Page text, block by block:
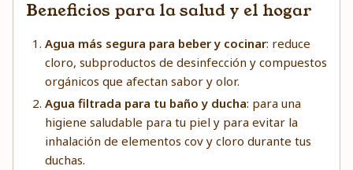
Beneficios para la salud y el hogar
Agua más segura para beber y cocinar: reduce
cloro, subproductos de desinfección y compuestos
orgánicos que afectan sabor y olor.
Agua filtrada para tu baño y ducha: para una
higiene saludable para tu piel y para evitar la
inhalación de elementos cov y cloro durante tus
duchas.